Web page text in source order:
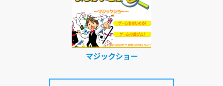
マジックショー